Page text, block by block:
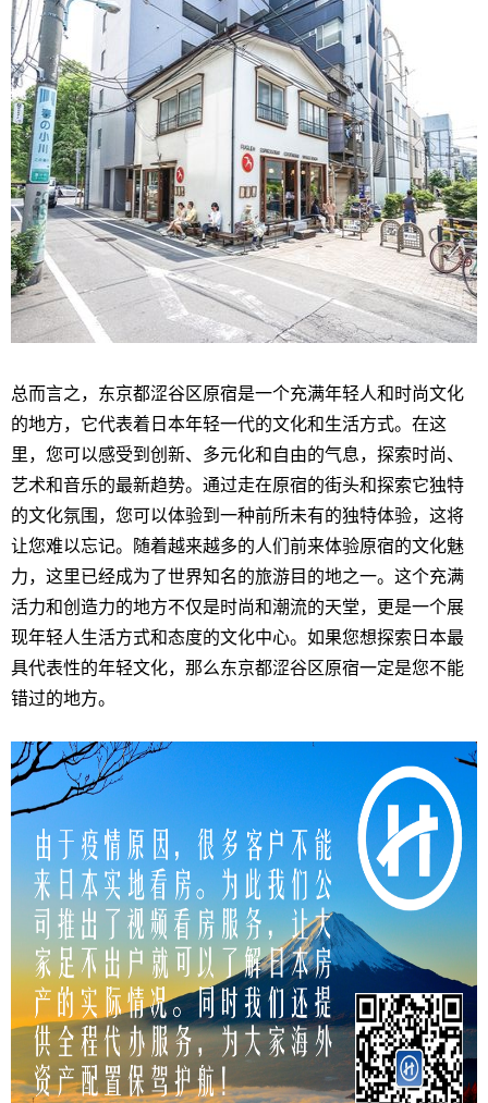
总而言之，东京都涩谷区原宿是一个充满年轻人和时尚文化
的地方，它代表着日本年轻一代的文化和生活方式。在这
里，您可以感受到创新、多元化和自由的气息，探索时尚、
艺术和音乐的最新趋势。通过走在原宿的街头和探索它独特
的文化氛围，您可以体验到一种前所未有的独特体验，这将
让您难以忘记。随着越来越多的人们前来体验原宿的文化魅
力，这里已经成为了世界知名的旅游目的地之一。这个充满
活力和创造力的地方不仅是时尚和潮流的天堂，更是一个展
现年轻人生活方式和态度的文化中心。如果您想探索日本最
具代表性的年轻文化，那么东京都涩谷区原宿一定是您不能
错过的地方。